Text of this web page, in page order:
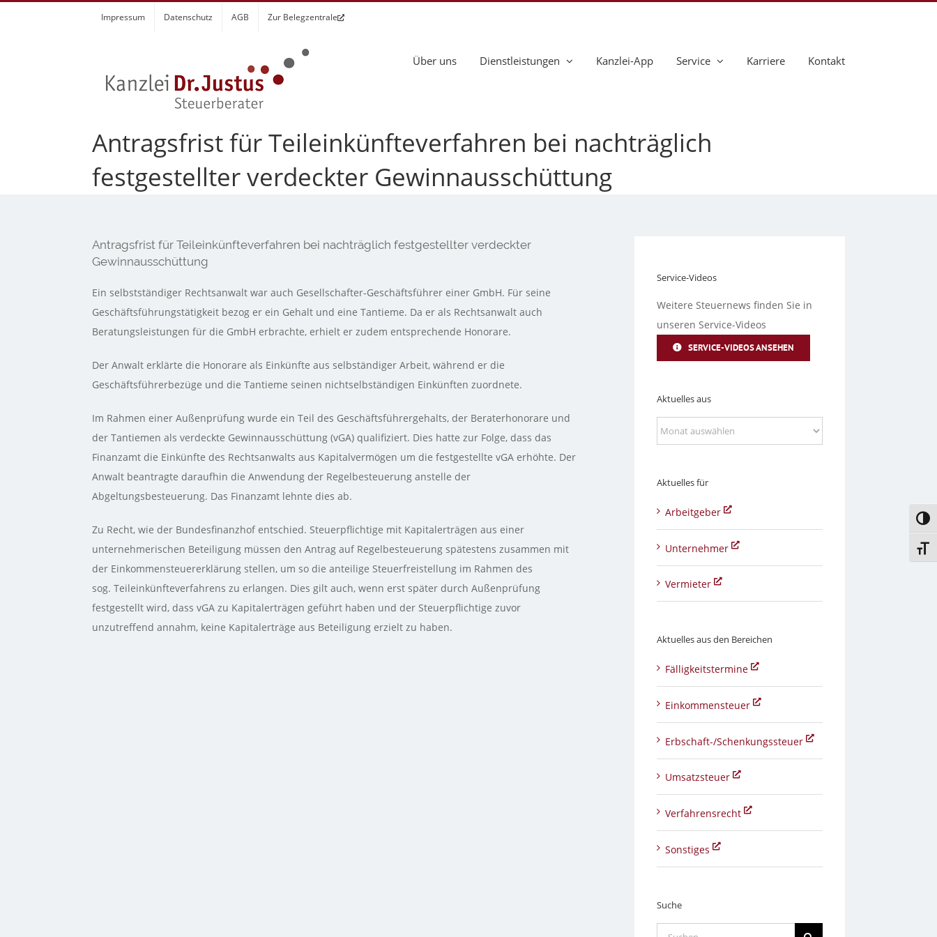
Impressum Datenschutz AGB Zur Belegzentrale
Über uns Dienstleistungen Kanzlei-App Service Karriere Kontakt
Antragsfrist für Teileinkünfteverfahren bei nachträglich
festgestellter verdeckter Gewinnausschüttung
Antragsfrist für Teileinkünfteverfahren bei nachträglich festgestellter verdeckter
Gewinnausschüttung
Ein selbstständiger Rechtsanwalt war auch Gesellschafter‑Geschäftsführer einer GmbH. Für seine
Geschäftsführungstätigkeit bezog er ein Gehalt und eine Tantieme. Da er als Rechtsanwalt auch
Beratungsleistungen für die GmbH erbrachte, erhielt er zudem entsprechende Honorare.
Der Anwalt erklärte die Honorare als Einkünfte aus selbständiger Arbeit, während er die
Geschäftsführerbezüge und die Tantieme seinen nichtselbständigen Einkünften zuordnete.
Im Rahmen einer Außenprüfung wurde ein Teil des Geschäftsführergehalts, der Beraterhonorare und
der Tantiemen als verdeckte Gewinnausschüttung (vGA) qualifiziert. Dies hatte zur Folge, dass das
Finanzamt die Einkünfte des Rechtsanwalts aus Kapitalvermögen um die festgestellte vGA erhöhte. Der
Anwalt beantragte daraufhin die Anwendung der Regelbesteuerung anstelle der
Abgeltungsbesteuerung. Das Finanzamt lehnte dies ab.
Zu Recht, wie der Bundesfinanzhof entschied. Steuerpflichtige mit Kapitalerträgen aus einer
unternehmerischen Beteiligung müssen den Antrag auf Regelbesteuerung spätestens zusammen mit
der Einkommensteuererklärung stellen, um so die anteilige Steuerfreistellung im Rahmen des
sog. Teileinkünfteverfahrens zu erlangen. Dies gilt auch, wenn erst später durch Außenprüfung
festgestellt wird, dass vGA zu Kapitalerträgen geführt haben und der Steuerpflichtige zuvor
unzutreffend annahm, keine Kapitalerträge aus Beteiligung erzielt zu haben.
Service-Videos
Weitere Steuernews finden Sie in
unseren Service-Videos
SERVICE-VIDEOS ANSEHEN
Aktuelles aus
Aktuelles
aus
Aktuelles für
Arbeitgeber
Unternehmer
Vermieter
Aktuelles aus den Bereichen
Fälligkeitstermine
Einkommensteuer
Erbschaft-/Schenkungssteuer
Umsatzsteuer
Verfahrensrecht
Sonstiges
Suche
Suche